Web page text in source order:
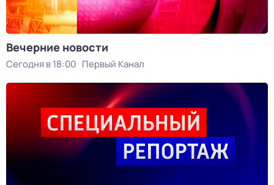
Вечерние новости
Сегодня в 18:00 Первый Канал